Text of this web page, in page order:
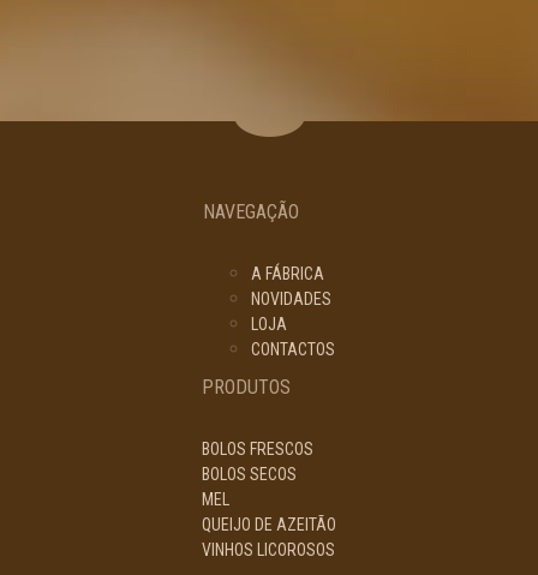
NAVEGAÇÃO
A FÁBRICA
NOVIDADES
LOJA
CONTACTOS
PRODUTOS
BOLOS FRESCOS
BOLOS SECOS
MEL
QUEIJO DE AZEITÃO
VINHOS LICOROSOS